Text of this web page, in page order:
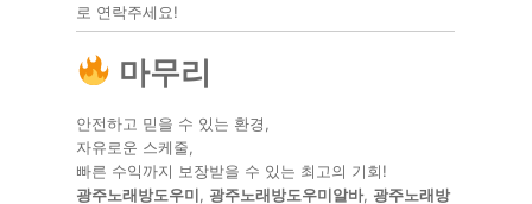
로 연락주세요!
마무리
안전하고 믿을 수 있는 환경,
자유로운 스케줄,
빠른 수익까지 보장받을 수 있는 최고의 기회!
광주노래방도우미, 광주노래방도우미알바, 광주노래방